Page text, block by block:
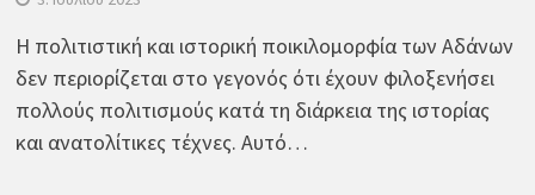
Η πολιτιστική και ιστορική ποικιλομορφία των Αδάνων
δεν περιορίζεται στο γεγονός ότι έχουν φιλοξενήσει
πολλούς πολιτισμούς κατά τη διάρκεια της ιστορίας
και ανατολίτικες τέχνες. Αυτό…